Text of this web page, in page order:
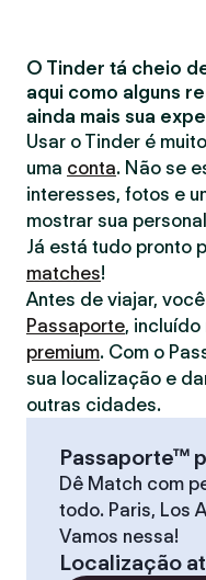
O Tinder tá cheio
aqui como alguns
ainda mais sua
Usar o Tinder é
uma conta. Não se
interesses, fotos e
mostrar sua
Já está tudo pronto
matches!
Antes de viajar,
Passaporte, incluído
premium. Com o
sua localização e
outras cidades.
Passaporte™
Dê Match com
todo. Paris, Los
Vamos nessa!
Localização